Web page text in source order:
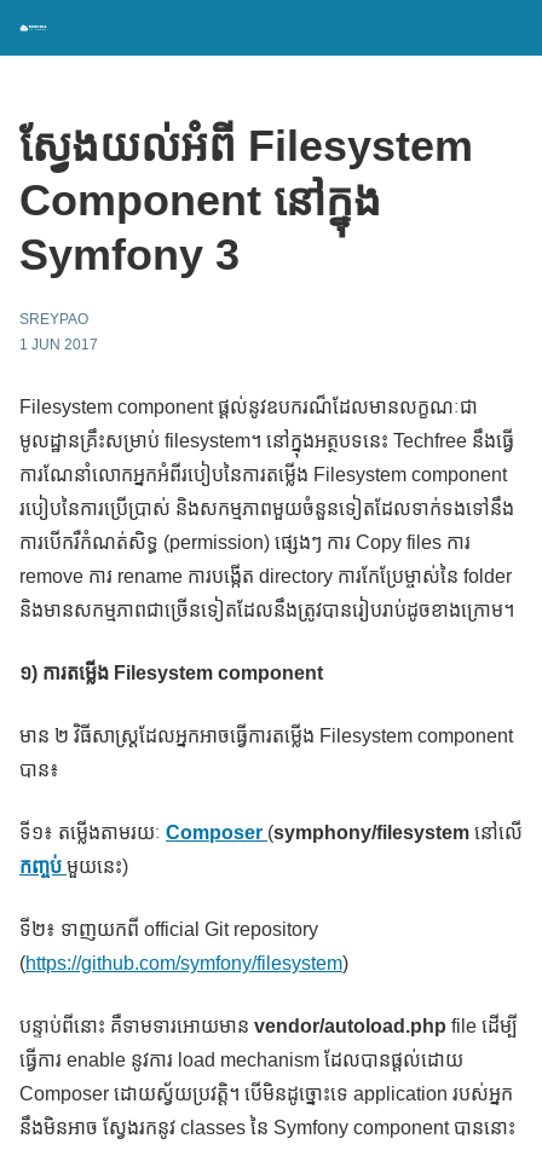
ស្វែងយល់អំពី Filesystem
Component នៅក្នុង
Symfony 3
SREYPAO
1 JUN 2017
Filesystem component ផ្ដល់នូវឧបករណ៏ដែលមានលក្ខណៈជា
មូលដ្ឋានគ្រឹះសម្រាប់ filesystem។ នៅក្នុងអត្ថបទនេះ Techfree នឹងធ្វើ
ការណែនាំលោកអ្នកអំពីរបៀបនៃការតម្លើង Filesystem component
របៀបនៃការប្រើប្រាស់ និងសកម្មភាពមួយចំនួនទៀតដែលទាក់ទងទៅនឹង
ការបើករឺកំណត់សិទ្ធ (permission)​ ផ្សេងៗ ការ Copy files ការ
remove ការ rename ការបង្កើត directory ការកែប្រែម្ចាស់នៃ folder
និងមានសកម្មភាពជាច្រើនទៀតដែលនឹងត្រូវបានរៀបរាប់ដូចខាងក្រោម។
១) ការតម្លើង Filesystem component
មាន ២ វិធីសាស្ដ្រដែលអ្នកអាចធ្វើការតម្លើង Filesystem component
បាន៖
ទី១៖ តម្លើងតាមរយៈ Composer (symphony/filesystem នៅលើ
កញ្ចប់ មួយនេះ)
ទី២៖ ទាញយកពី official Git repository
(https://github.com/symfony/filesystem)
បន្ទាប់ពីនោះ គឺទាមទារអោយមាន vendor/autoload.php file ដើម្បី
ធ្វើការ enable នូវការ load mechanism ដែលបានផ្ដល់ដោយ
Composer ដោយស្វ័យប្រវត្តិ។ បើមិនដូច្នោះទេ application របស់អ្នក
នឹងមិនអាច ស្វែងរកនូវ classes នៃ Symfony component បាននោះ